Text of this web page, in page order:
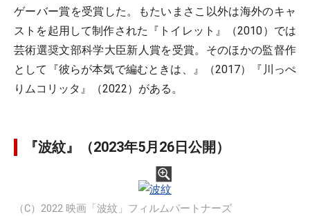
ゲーバー賞を受賞した。もたいまさこ以外は海外のキャ
ストを起用して制作された『トイレット』（2010）では
芸術選奨文部科学大臣新人賞を受賞。そのほかの監督作
として『彼らが本気で編むときは、』（2017）『川っぺ
りムコリッタ』（2022）がある。
『波紋』（2023年5月26日公開）
（C）2022 映画「波紋」フィルムパートナーズ